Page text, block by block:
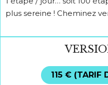
plus sereine ! Cheminez
115 € (TARIF